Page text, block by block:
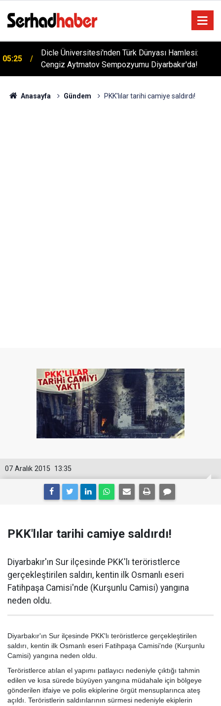
05:25
Dicle Üniversitesi'nden Türk Dünyası Hamlesi:
Cengiz Aytmatov Sempozyumu Diyarbakır'da!
Anasayfa Gündem PKK'lılar tarihi camiye saldırdı!
13:35
07 Aralık 2015
PKK'lılar tarihi camiye saldırdı!
Diyarbakır'ın Sur ilçesinde PKK'lı teröristlerce
gerçekleştirilen saldırı, kentin ilk Osmanlı eseri
Fatihpaşa Camisi'nde (Kurşunlu Camisi) yangına
neden oldu.
Diyarbakır'ın Sur ilçesinde PKK'lı teröristlerce gerçekleştirilen
saldırı, kentin ilk Osmanlı eseri Fatihpaşa Camisi'nde (Kurşunlu
Camisi) yangına neden oldu.
Teröristlerce atılan el yapımı patlayıcı nedeniyle çıktığı tahmin
edilen ve kısa sürede büyüyen yangına müdahale için bölgeye
gönderilen itfaiye ve polis ekiplerine örgüt mensuplarınca ateş
açıldı. Teröristlerin saldırılarının sürmesi nedeniyle ekiplerin